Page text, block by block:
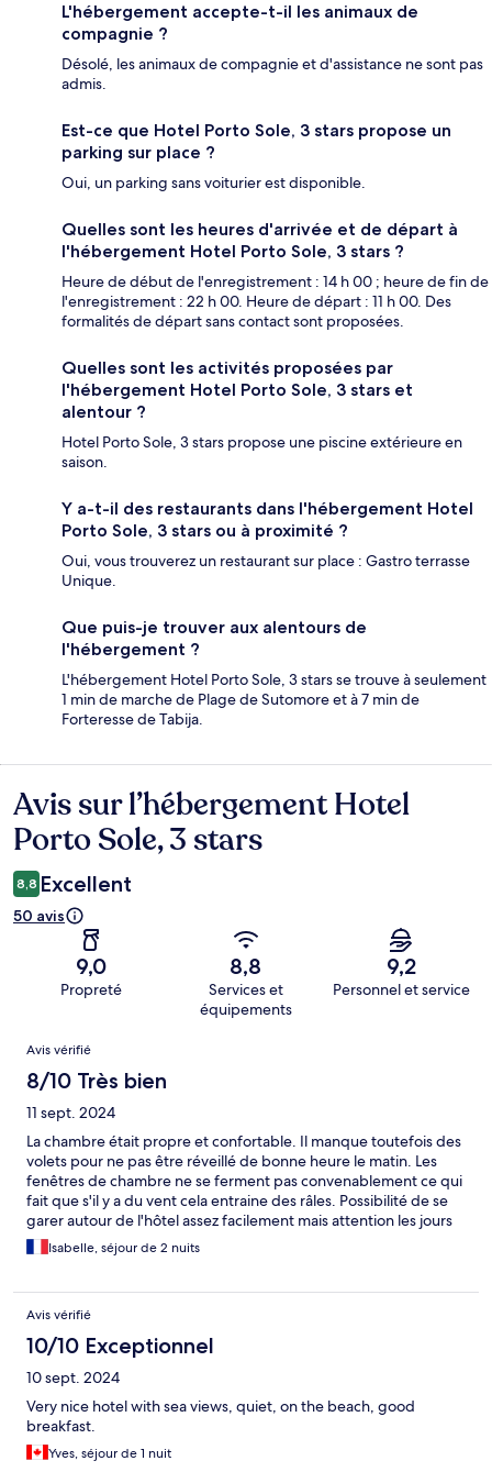
L'hébergement accepte-t-il les animaux de
compagnie ?
Désolé, les animaux de compagnie et d'assistance ne sont pas
admis.
Est-ce que Hotel Porto Sole, 3 stars propose un
parking sur place ?
Oui, un parking sans voiturier est disponible.
Quelles sont les heures d'arrivée et de départ à
l'hébergement Hotel Porto Sole, 3 stars ?
Heure de début de l'enregistrement : 14 h 00 ; heure de fin de
l'enregistrement : 22 h 00. Heure de départ : 11 h 00. Des
formalités de départ sans contact sont proposées.
Quelles sont les activités proposées par
l'hébergement Hotel Porto Sole, 3 stars et
alentour ?
Hotel Porto Sole, 3 stars propose une piscine extérieure en
saison.
Y a-t-il des restaurants dans l'hébergement Hotel
Porto Sole, 3 stars ou à proximité ?
Oui, vous trouverez un restaurant sur place : Gastro terrasse
Unique.
Que puis-je trouver aux alentours de
l'hébergement ?
L'hébergement Hotel Porto Sole, 3 stars se trouve à seulement
1 min de marche de Plage de Sutomore et à 7 min de
Forteresse de Tabija.
Avis
Avis sur l’hébergement Hotel
Porto Sole, 3 stars
8,8 Excellent
50 avis
9,0
Propreté
8,8
Services et
équipements
9,2
Personnel et service
Avis
Avis vérifié
8/10 Très bien
11 sept. 2024
La chambre était propre et confortable. Il manque toutefois des
volets pour ne pas être réveillé de bonne heure le matin. Les
fenêtres de chambre ne se ferment pas convenablement ce qui
fait que s'il y a du vent cela entraine des râles. Possibilité de se
garer autour de l'hôtel assez facilement mais attention les jours
de pluie car ce sont des emplacements terreux. Le petit-
déjeuner et le service sont excellent.
Isabelle, séjour de 2 nuits
Avis vérifié
10/10 Exceptionnel
10 sept. 2024
Very nice hotel with sea views, quiet, on the beach, good
breakfast.
Yves, séjour de 1 nuit